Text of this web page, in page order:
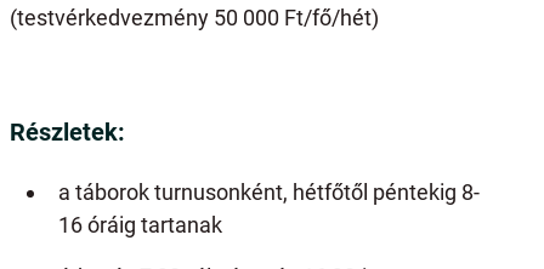
(testvérkedvezmény 50 000 Ft/fő/hét)
Részletek:
a táborok turnusonként, hétfőtől péntekig 8-
16 óráig tartanak